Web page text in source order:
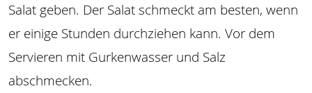
Salat geben. Der Salat schmeckt am besten, wenn
er einige Stunden durchziehen kann. Vor dem
Servieren mit Gurkenwasser und Salz
abschmecken.